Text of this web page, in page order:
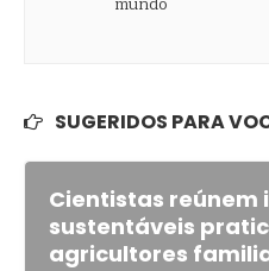
SUGERIDOS PARA
Cientistas reúnem
sustentáveis
agricultores